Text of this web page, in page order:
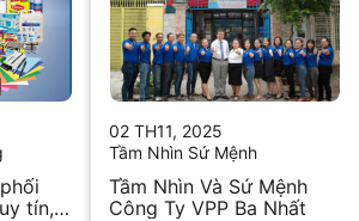
tín,
02 TH11, 2025
Tầm Nhìn Sứ Mệnh
Tầm Nhìn Và Sứ Mệnh
Công Ty VPP Ba Nhất